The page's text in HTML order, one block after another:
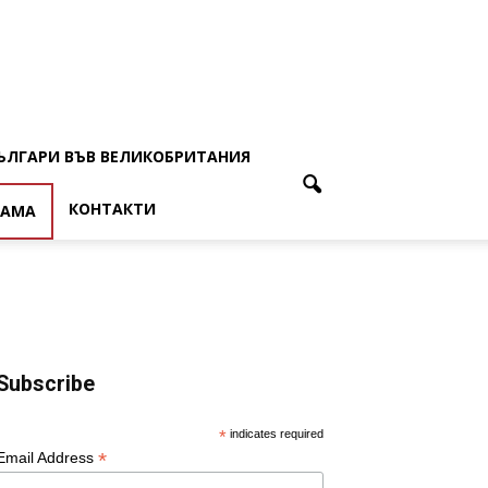
ВЪВ ВЕЛИКОБРИТАНИЯ
КОНТАКТИ
* indicates required
Address *